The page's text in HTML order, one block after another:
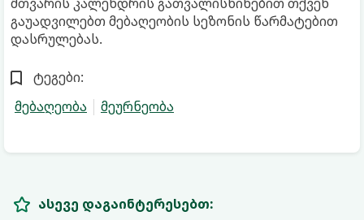
გაუადვილებთ მებაღეობის სეზონის წარმატებით
დასრულებას.
ტეგები:
მებაღეობა
მეურნეობა
ასევე დაგაინტერესებთ: